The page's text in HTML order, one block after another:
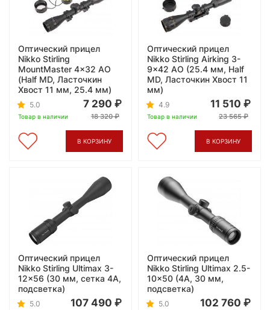
Оптический прицел
Nikko Stirling
MountMaster 4x32 AO
(Half MD, Ласточкин
Хвост 11 мм, 25.4 мм)
5.0
Товар в наличии
7 290
18 320
В КОРЗИНУ
Оптический прицел
Nikko Stirling Airking 3-
9x42 AO (25.4 мм, Half
MD, Ласточкин Хвост 11
мм)
4.9
Товар в наличии
11 510
23 565
В КОРЗИНУ
Оптический прицел
Nikko Stirling Ultimax 3-
12x56 (30 мм, сетка 4A,
подсветка)
5.0 107 490
Оптический прицел
Nikko Stirling Ultimax 2.5-
10x50 (4A, 30 мм,
подсветка)
5.0 102 760